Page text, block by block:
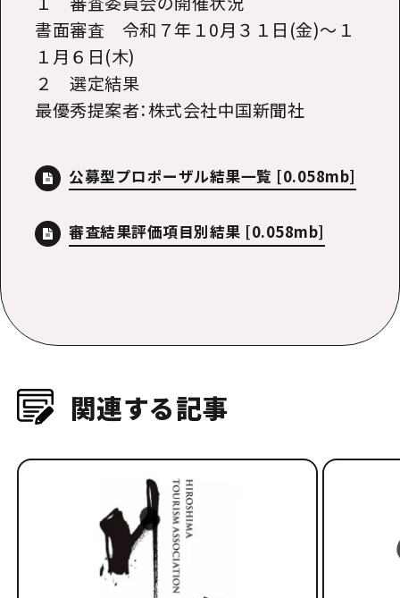
書面審査 令和７年１0月３１日(金)〜１
１月６日(木)
２ 選定結果
最優秀提案者：株式会社中国新聞社
公募型プロポーザル結果一覧 [0.058mb]
審査結果評価項目別結果 [0.058mb]
関連する記事